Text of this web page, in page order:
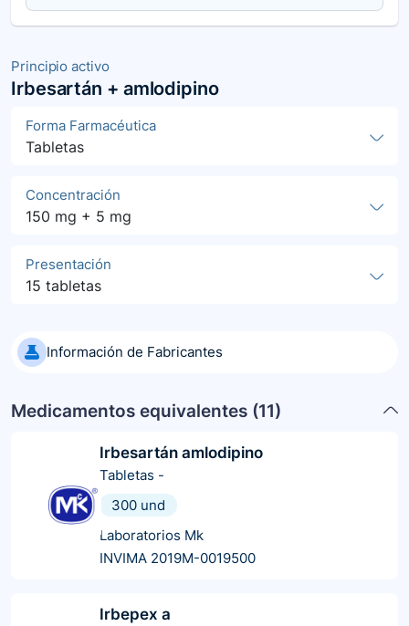
Principio activo
Irbesartán + amlodipino
Forma Farmacéutica
Tabletas
Concentración
150 mg + 5 mg
Presentación
15 tabletas
Información de Fabricantes
Medicamentos equivalentes (11)
Irbesartán amlodipino
Tabletas -
300 und
Laboratorios Mk
INVIMA 2019M-0019500
Irbepex a